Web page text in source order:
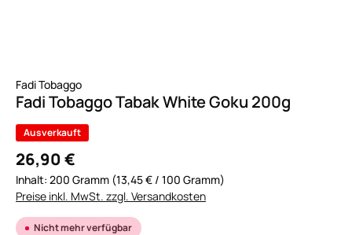
Fadi Tobaggo
Fadi Tobaggo Tabak White Goku 200g
Ausverkauft
26,90 €
Inhalt: 200 Gramm (13,45 € / 100 Gramm)
Preise inkl. MwSt. zzgl. Versandkosten
Nicht mehr verfügbar